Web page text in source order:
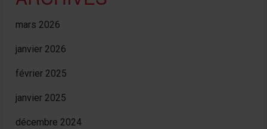
mars 2026
janvier 2026
février 2025
janvier 2025
décembre 2024